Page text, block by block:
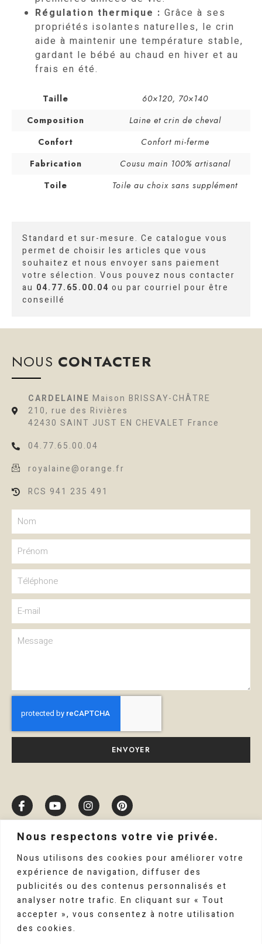
Nous respectons votre vie privée.
Nous utilisons des cookies pour améliorer votre
expérience de navigation, diffuser des
publicités ou des contenus personnalisés et
analyser notre trafic. En cliquant sur « Tout
accepter », vous consentez à notre utilisation
des cookies.
Régulation thermique : Grâce à ses
propriétés isolantes naturelles, le crin
aide à maintenir une température stable,
gardant le bébé au chaud en hiver et au
frais en été.
Taille 60×120, 70×140
Composition
Laine et crin de cheval
Confort
Confort mi-ferme
Fabrication
Cousu main 100% artisanal
Toile
Toile au choix sans supplément
Standard et sur-mesure. Ce catalogue vous
permet de choisir les articles que vous
souhaitez et nous envoyer sans paiement
votre sélection. Vous pouvez nous contacter
au 04.77.65.00.04 ou par courriel pour être
conseillé
NOUS CONTACTER
CARDELAINE Maison BRISSAY-CHÂTRE
210, rue des Rivières
42430 SAINT JUST EN CHEVALET France
04.77.65.00.04
royalaine@orange.fr
RCS 941 235 491
ENVOYER